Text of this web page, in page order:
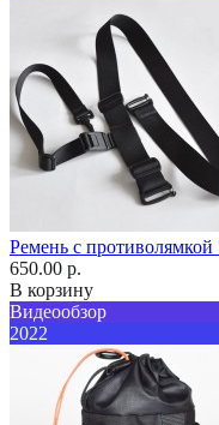
Ремень с
650.00 р.
В корзину
Видеообзор
2022